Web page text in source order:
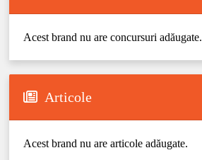
Acest brand nu are concursuri adăugate.
Articole
Acest brand nu are articole adăugate.